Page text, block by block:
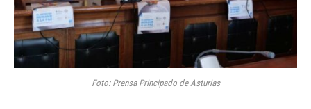
Foto: Prensa Principado de Asturias